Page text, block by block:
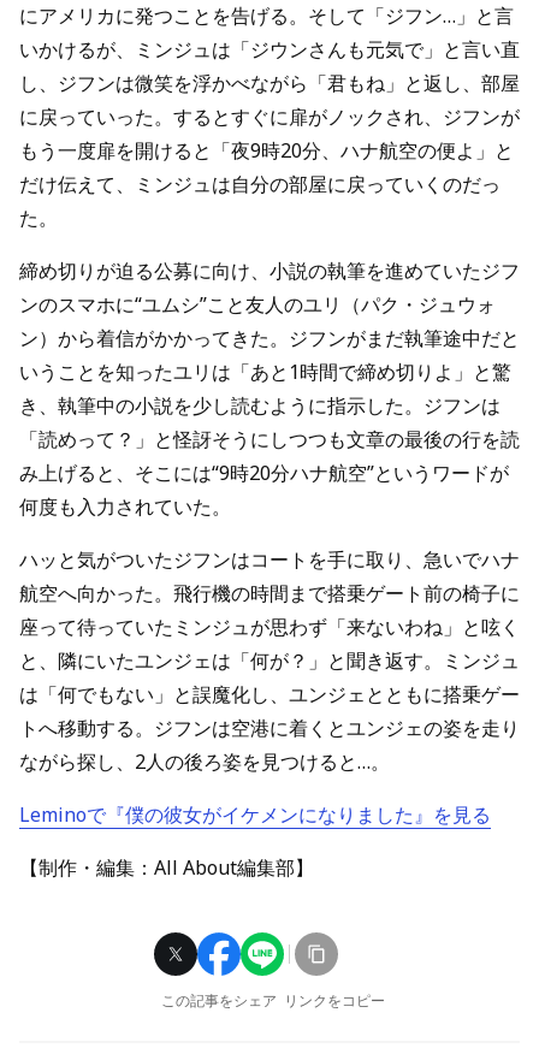
にアメリカに発つことを告げる。そして「ジフン…」と言
いかけるが、ミンジュは「ジウンさんも元気で」と言い直
し、ジフンは微笑を浮かべながら「君もね」と返し、部屋
に戻っていった。するとすぐに扉がノックされ、ジフンが
もう一度扉を開けると「夜9時20分、ハナ航空の便よ」と
だけ伝えて、ミンジュは自分の部屋に戻っていくのだっ
た。
締め切りが迫る公募に向け、小説の執筆を進めていたジフ
ンのスマホに“ユムシ”こと友人のユリ（パク・ジュウォ
ン）から着信がかかってきた。ジフンがまだ執筆途中だと
いうことを知ったユリは「あと1時間で締め切りよ」と驚
き、執筆中の小説を少し読むように指示した。ジフンは
「読めって？」と怪訝そうにしつつも文章の最後の行を読
み上げると、そこには“9時20分ハナ航空”というワードが
何度も入力されていた。
ハッと気がついたジフンはコートを手に取り、急いでハナ
航空へ向かった。飛行機の時間まで搭乗ゲート前の椅子に
座って待っていたミンジュが思わず「来ないわね」と呟く
と、隣にいたユンジェは「何が？」と聞き返す。ミンジュ
は「何でもない」と誤魔化し、ユンジェとともに搭乗ゲー
トへ移動する。ジフンは空港に着くとユンジェの姿を走り
ながら探し、2人の後ろ姿を見つけると…。
Leminoで『僕の彼女がイケメンになりました』を見る
【制作・編集：All About編集部】
この記事をシェア リンクをコピー